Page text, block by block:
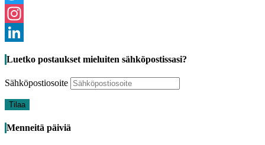
Twitter
Instagram
Luetko postaukset mieluiten sähköpostissasi?
Sähköpostiosoite
Tilaa
Menneitä päiviä